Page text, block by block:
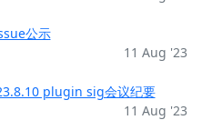
公示
11 Aug '23
plugin sig会议纪要
11 Aug '23